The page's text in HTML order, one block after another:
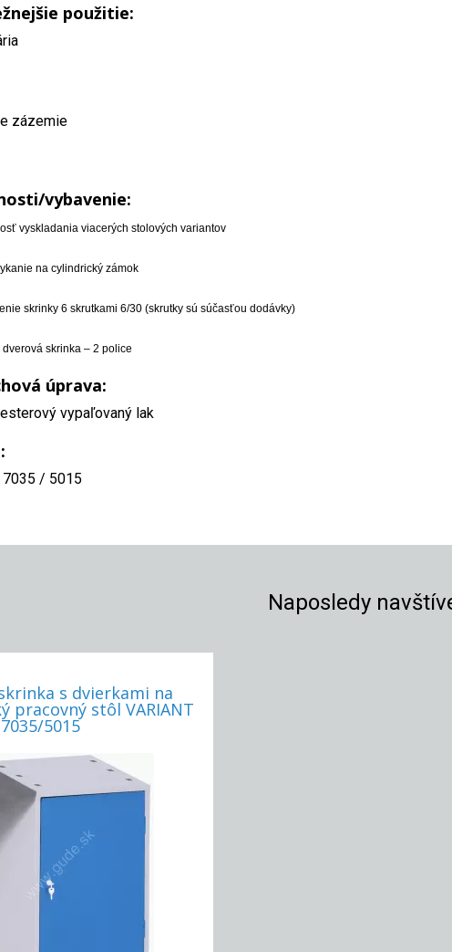
použitie:
zázemie
vybavenie:
vyskladania viacerých stolových variantov
na cylindrický zámok
skrinky 6 skrutkami 6/30 (skrutky sú súčasťou dodávky)
skrinka – 2 police
úprava:
vypaľovaný lak
7035 / 5015
Naposledy
s dvierkami na
pracovný stôl VARIANT
5015